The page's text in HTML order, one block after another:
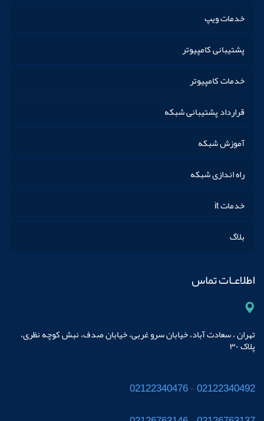
خدمات ویپ
پشتیبانی کامپیوتر
خدمات کامپیوتر
قرارداد پشتیبانی شبکه
آموزش شبکه
راه اندازی شبکه
خدمات it
بلاگ
اطلاعـات تماس
تهران ، سعادت آباد، خیابان سرو غربی، خیابان صدف، نبش کوچه نظری،
پلاک ٣٠
02122340492
-
02122340476